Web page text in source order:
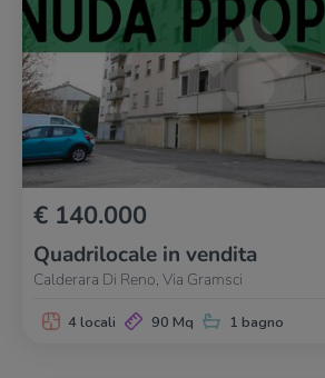
€ 140.000
Quadrilocale in vendita
Calderara Di Reno, Via Gramsci
4 locali 90 Mq 1 bagno